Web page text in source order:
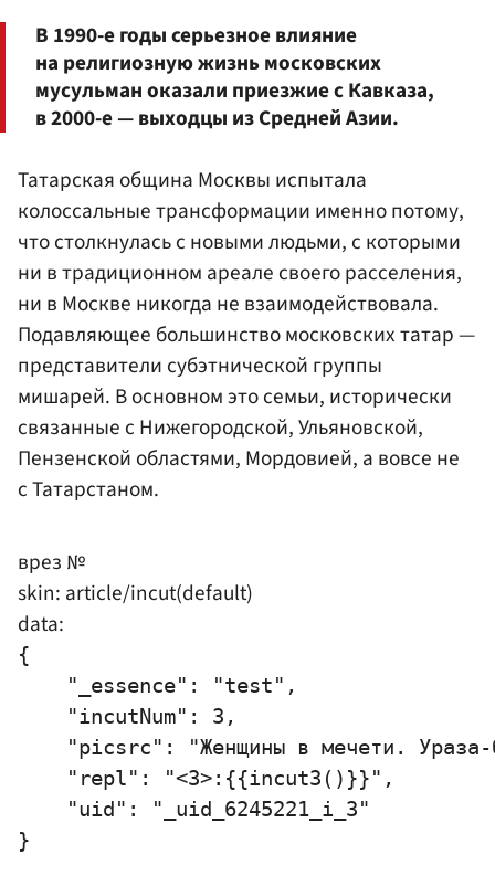
В 1990-е годы серьезное влияние
на религиозную жизнь московских
мусульман оказали приезжие с Кавказа,
в 2000-е — выходцы из Средней Азии.
Татарская община Москвы испытала
колоссальные трансформации именно потому,
что столкнулась с новыми людьми, с которыми
ни в традиционном ареале своего расселения,
ни в Москве никогда не взаимодействовала.
Подавляющее большинство московских татар —
представители субэтнической группы
мишарей. В основном это семьи, исторически
связанные с Нижегородской, Ульяновской,
Пензенской областями, Мордовией, а вовсе не
с Татарстаном.
врез №
skin: article/incut(default)
data:
{
    "_essence": "test",
    "incutNum": 3,
"picsrc": "Женщины в мечети.
    "repl": "<3>:{{incut3()}}",
    "uid": "_uid_6245221_i_3"